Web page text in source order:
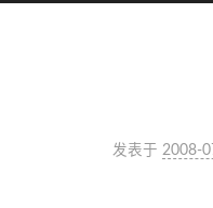
发表于 2008-